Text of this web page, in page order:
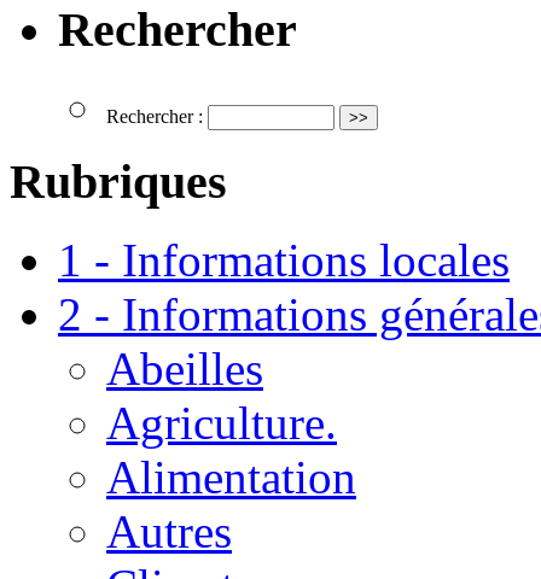
Rechercher
Rechercher :
Rubriques
1 - Informations locales
2 - Informations
Abeilles
Agriculture.
Alimentation
Autres